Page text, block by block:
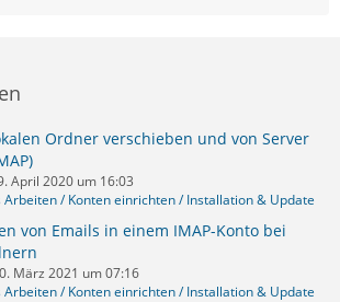
Ordner verschieben und von Server
April 2020 um 16:03
/ Konten einrichten / Installation & Update
von Emails in einem IMAP-Konto bei
März 2021 um 07:16
/ Konten einrichten / Installation & Update